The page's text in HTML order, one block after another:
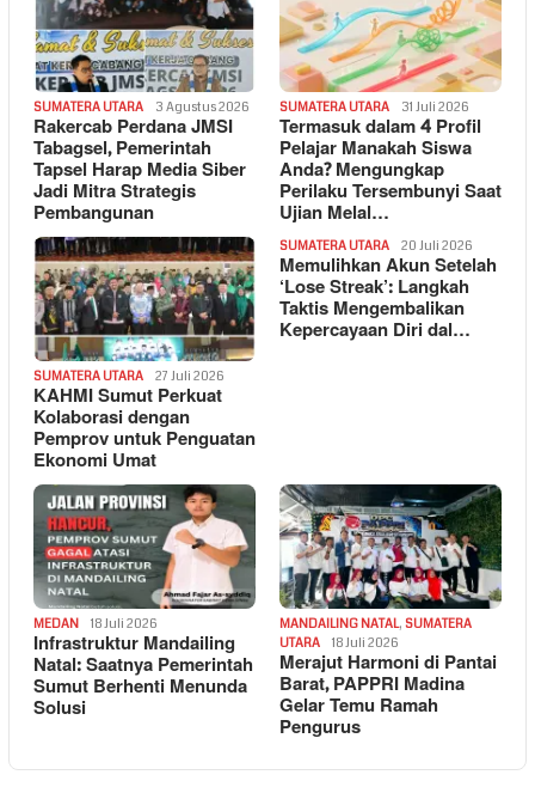
SUMATERA UTARA 3 Agustus 2026
Rakercab Perdana JMSI
Tabagsel, Pemerintah
Tapsel Harap Media Siber
Jadi Mitra Strategis
Pembangunan
SUMATERA UTARA 31 Juli 2026
Termasuk dalam 4 Profil
Pelajar Manakah Siswa
Anda? Mengungkap
Perilaku Tersembunyi Saat
Ujian Melal…
SUMATERA UTARA 27 Juli 2026
KAHMI Sumut Perkuat
Kolaborasi dengan
Pemprov untuk Penguatan
Ekonomi Umat
SUMATERA UTARA 20 Juli 2026
Memulihkan Akun Setelah
‘Lose Streak’: Langkah
Taktis Mengembalikan
Kepercayaan Diri dal…
MEDAN 18 Juli 2026
Infrastruktur Mandailing
Natal: Saatnya Pemerintah
Sumut Berhenti Menunda
Solusi
MANDAILING NATAL, SUMATERA
UTARA
18 Juli 2026
Merajut Harmoni di Pantai
Barat, PAPPRI Madina
Gelar Temu Ramah
Pengurus